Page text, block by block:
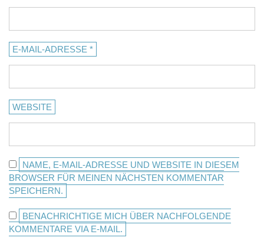
E-MAIL-ADRESSE *
WEBSITE
NAME, E-MAIL-ADRESSE UND WEBSITE IN DIESEM
BROWSER FÜR MEINEN NÄCHSTEN KOMMENTAR
SPEICHERN.
BENACHRICHTIGE MICH ÜBER NACHFOLGENDE
KOMMENTARE VIA E-MAIL.